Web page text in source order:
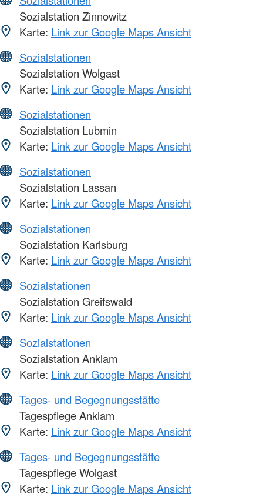
Sozialstation Zinnowitz
Karte: Link zur Google Maps Ansicht
Sozialstationen
Sozialstation Wolgast
Karte: Link zur Google Maps Ansicht
Sozialstationen
Sozialstation Lubmin
Karte: Link zur Google Maps Ansicht
Sozialstationen
Sozialstation Lassan
Karte: Link zur Google Maps Ansicht
Sozialstationen
Sozialstation Karlsburg
Karte: Link zur Google Maps Ansicht
Sozialstationen
Sozialstation Greifswald
Karte: Link zur Google Maps Ansicht
Sozialstationen
Sozialstation Anklam
Karte: Link zur Google Maps Ansicht
Tages- und Begegnungsstätte
Tagespflege Anklam
Karte: Link zur Google Maps Ansicht
Tages- und Begegnungsstätte
Tagespflege Wolgast
Karte: Link zur Google Maps Ansicht